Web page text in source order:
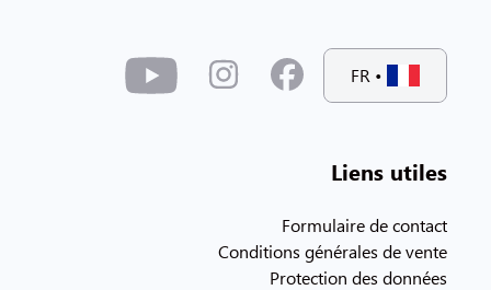
FR •
Liens utiles
Formulaire de contact
Conditions générales de vente
Protection des données